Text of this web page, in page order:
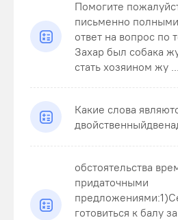
Помогите
письменно
ответ на вопрос по
Захар был собака
стать хозяином жу ...
Какие слова
обстоятельства
придаточными
готовиться к балу